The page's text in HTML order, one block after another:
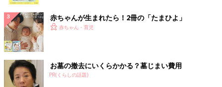
に大人が声かけをして促すことが多いと思いますが、当時みっち
ゃんは声かけなどに一切反応を見せることがなかったので、もし
かしたらそういった理由もあったのかもしれません……。
1歳頃になると徐々に違和感を感じてきました。飲み物を飲むと
き、哺乳びん→スパウト→ストローの順に移行しますが、スパウ
トからストローに一向に移行できず、結局3歳近くまで穴が開く
ほどスパウトを吸っていました。もちろんコップでは飲めない
赤ちゃんが生まれたら！2冊の「たまひよ」
赤ちゃん・育児
お墓の撤去にいくらかかる？墓じまい費用
PR(くらしの話題)